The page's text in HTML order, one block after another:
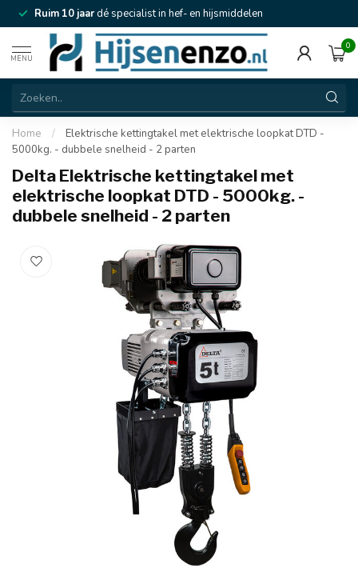
Ruim 10 jaardé specialist in hef- en hijsmiddelen
MENU
0
Home /
Elektrische kettingtakel met elektrische loopkat DTD -
5000kg. - dubbele snelheid - 2 parten
Delta Elektrische kettingtakel met
elektrische loopkat DTD - 5000kg. -
dubbele snelheid - 2 parten